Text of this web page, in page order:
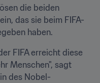
die beiden
das sie beim FIFA-
haben.
FIFA erreicht diese
Menschen", sagt
des Nobel-